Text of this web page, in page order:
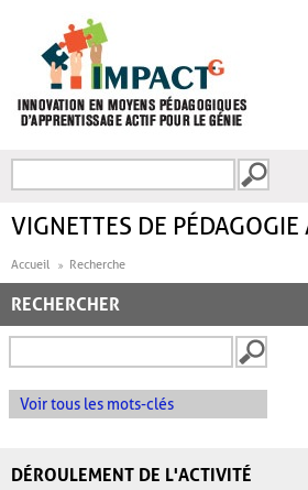
FORMULAIRE DE
VIGNETTES DE PÉDAGOGIE
Accueil Recherche
RECHERCHER
Voir tous les mots-clés
DÉROULEMENT DE L'ACTIVITÉ